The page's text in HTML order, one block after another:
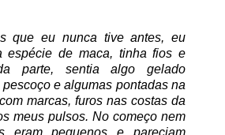
que eu nunca tive antes, eu
espécie de maca, tinha fios e
parte, sentia algo gelado
e algumas pontadas na
marcas, furos nas costas da
meus pulsos. No começo nem
eram pequenos e pareciam